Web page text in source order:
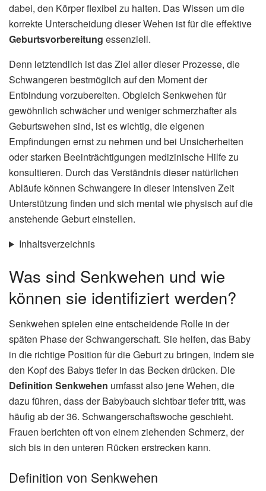
dabei, den Körper flexibel zu halten. Das Wissen um die
korrekte Unterscheidung dieser Wehen ist für die effektive
Geburtsvorbereitung essenziell.
Denn letztendlich ist das Ziel aller dieser Prozesse, die
Schwangeren bestmöglich auf den Moment der
Entbindung vorzubereiten. Obgleich Senkwehen für
gewöhnlich schwächer und weniger schmerzhafter als
Geburtswehen sind, ist es wichtig, die eigenen
Empfindungen ernst zu nehmen und bei Unsicherheiten
oder starken Beeinträchtigungen medizinische Hilfe zu
konsultieren. Durch das Verständnis dieser natürlichen
Abläufe können Schwangere in dieser intensiven Zeit
Unterstützung finden und sich mental wie physisch auf die
anstehende Geburt einstellen.
Inhaltsverzeichnis
Was sind Senkwehen und wie
können sie identifiziert werden?
Senkwehen spielen eine entscheidende Rolle in der
späten Phase der Schwangerschaft. Sie helfen, das Baby
in die richtige Position für die Geburt zu bringen, indem sie
den Kopf des Babys tiefer in das Becken drücken. Die
Definition Senkwehen umfasst also jene Wehen, die
dazu führen, dass der Babybauch sichtbar tiefer tritt, was
häufig ab der 36. Schwangerschaftswoche geschieht.
Frauen berichten oft von einem ziehenden Schmerz, der
sich bis in den unteren Rücken erstrecken kann.
Definition von Senkwehen